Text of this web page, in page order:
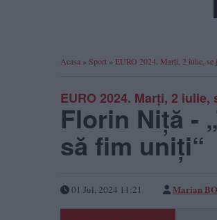
Acasa » Sport » EURO 2024. Marți, 2 iulie, se
EURO 2024. Marți, 2
Florin Niță -
să fim uniți“
01 Jul, 2024 11:21 Marian